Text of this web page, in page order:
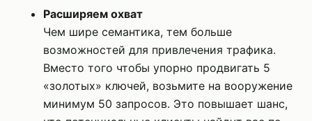
Расширяем охват
Чем шире семантика, тем больше
возможностей для привлечения трафика.
Вместо того чтобы упорно продвигать 5
«золотых» ключей, возьмите на вооружение
минимум 50 запросов. Это повышает шанс,